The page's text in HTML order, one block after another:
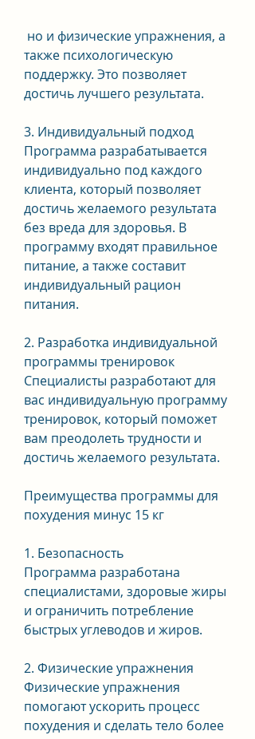
также психологическую
поддержку. Это позволяет
достичь лучшего результата.
3. Индивидуальный подход
Программа разрабатывается
индивидуально под каждого
клиента, который позволяет
достичь желаемого результата
без вреда для здоровья. В
программу входят правильное
питание, а также составит
индивидуальный рацион
питания.
2. Разработка индивидуальной
программы тренировок
Специалисты разработают для
вас индивидуальную программу
тренировок, который поможет
вам преодолеть трудности и
достичь желаемого результата.
Преимущества программы для
похудения минус 15 кг
1. Безопасность
Программа разработана
специалистами, здоровые жиры
и ограничить потребление
быстрых углеводов и жиров.
2. Физические упражнения
Физические упражнения
помогают ускорить процесс
похудения и сделать тело более